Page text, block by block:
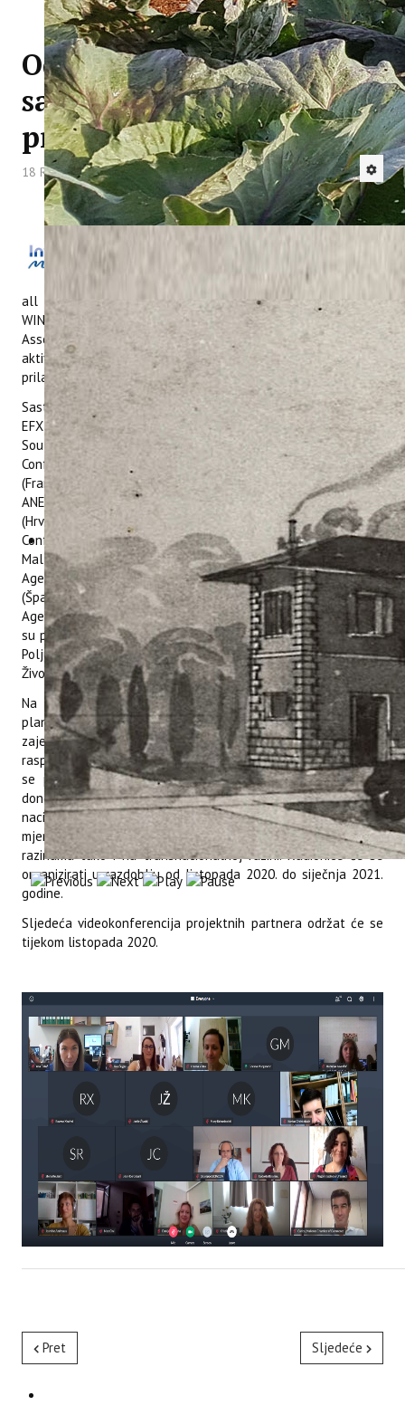
Održan treći online
sastanak partnera na
projektu WINTER MED
18 Rujan 2020 Hitova: 3929
Dana 17. rujna 2020. godine održana je
videokonferencija partnera na projektu
Interreg Med „Winter Islands Network for
all year round Tourism ExpeRience in the MEDiterranean -
WINTER MED“ u organizaciji vodećeg partnera projekta ANCI
Association of Tuscan Municipalities (Italija) s ciljem da se
aktivnosti u okviru projekta nastave u planiranom okviru
prilagođeno uvjetima nastalim uslijed pandemije COVID-19.
Sastanku je prisustvovalo 10 partnera na projektu: EGTC
EFXINI POLI - EFXINI POLI (Grčka), Development Agency of
South Aegean Region – Energeiaki S.A. - READ S.A. (Grčka),
Conference of Peripheral Maritime Regions of Europe - CRPM
(Francuska), Larnaca-Famagusta District Development Agency
ANETEL (Cipar), Institut za poljoprivredu i turizam - IPTPO
(Hrvatska), Corsican Tourist Agency - ATC (Francuska),
Confesercenti Toscana (Italija), Services and Navigation
Mallorca - Mallorca Chamber of Commerce (Španjolska),
Agency for Tourism of the Balearic Islands - AETIB
(Španjolska) i Dubrovnik Neretva Regional Development
Agency - DUNEA (Hrvatska). Na videokonferenciji sudjelovale
su predstavnice Instituta dr. sc. Kristina Brščić, dr. sc. Danijela
Poljuha, Tina Šugar, Katarina Lovrečić, Ana Čehić i Joelle
Živolić.
Na sastanku je raspravljano o dosad realiziranim te
planiranim budućim aktivnostima. Partneri su prihvatili
zajednički okvir za izradu regionalnih akcijskih planova, a
raspravljalo se o mogućnostima organizacije radionica u koje
se posebno žele uključiti lokalni dionici u turizmu, kao i
donositelji odluka u turizmu na lokalnim, regionalnim te
nacionalnim razinama. Radionice će biti podloga za kreiranje
mjera i daljnjih aktivnosti kako na regionalnim i nacionalnim
razinama tako i na transnacionalnoj razini. Radionice će se
organizirati u razdoblju od listopada 2020. do siječnja 2021.
godine.
Sljedeća videokonferencija projektnih partnera održat će se
tijekom listopada 2020.
Pret Sljedeće